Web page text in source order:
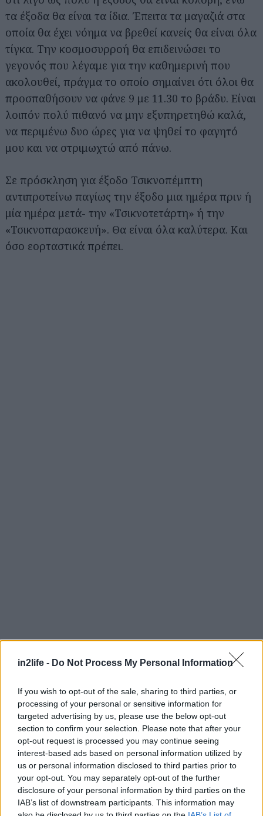
in2life - Do Not Process My Personal Information
If you wish to opt-out of the sale, sharing to third parties, or
processing of your personal or sensitive information for
targeted advertising by us, please use the below opt-out
section to confirm your selection. Please note that after your
opt-out request is processed you may continue seeing
interest-based ads based on personal information utilized by
us or personal information disclosed to third parties prior to
your opt-out. You may separately opt-out of the further
disclosure of your personal information by third parties on the
IAB’s list of downstream participants. This information may
τα έξοδα θα είναι τα ίδια. Έπειτα τα μαγαζιά στα
οποία θα έχει νόημα να βρεθεί κανείς θα είναι όλα
τίγκα. Την κοσμοσυρροή θα επιδεινώσει το
γεγονός που λέγαμε για την καθημερινή που
ακολουθεί, πράγμα το οποίο σημαίνει ότι όλοι θα
προσπαθήσουν να φάνε 9 με 11.30 το βράδυ. Είναι
λοιπόν πολύ πιθανό να μην εξυπηρετηθώ καλά,
να περιμένω δυο ώρες για να ψηθεί το φαγητό
μου και να στριμωχτώ από πάνω.
Σε πρόσκληση για έξοδο Τσικνοπέμπτη
αντιπροτείνω παγίως την έξοδο μια ημέρα πριν ή
μία ημέρα μετά- την «Τσικνοτετάρτη» ή την
«Τσικνοπαρασκευή». Θα είναι όλα καλύτερα. Και
όσο εορταστικά πρέπει.